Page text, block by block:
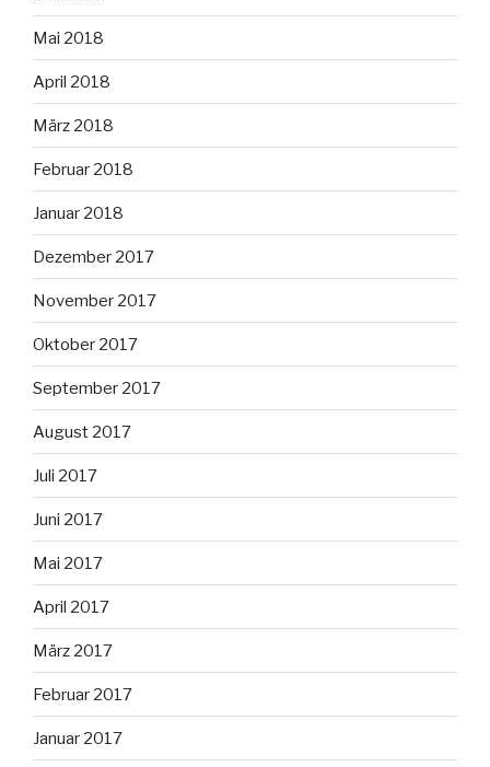
Mai 2018
April 2018
März 2018
Februar 2018
Januar 2018
Dezember 2017
November 2017
Oktober 2017
September 2017
August 2017
Juli 2017
Juni 2017
Mai 2017
April 2017
März 2017
Februar 2017
Januar 2017